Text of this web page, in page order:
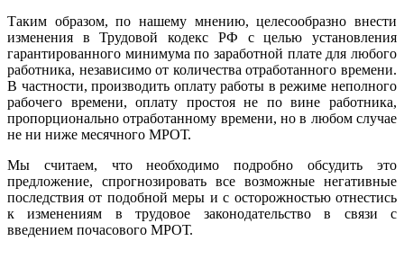
Таким образом, по нашему мнению, целесообразно внести
изменения в Трудовой кодекс РФ с целью установления
гарантированного минимума по заработной плате для любого
работника, независимо от количества отработанного времени.
В частности, производить оплату работы в режиме неполного
рабочего времени, оплату простоя не по вине работника,
пропорционально отработанному времени, но в любом случае
не ни ниже месячного МРОТ.
Мы считаем, что необходимо подробно обсудить это
предложение, спрогнозировать все возможные негативные
последствия от подобной меры и с осторожностью отнестись
к изменениям в трудовое законодательство в связи с
введением почасового МРОТ.